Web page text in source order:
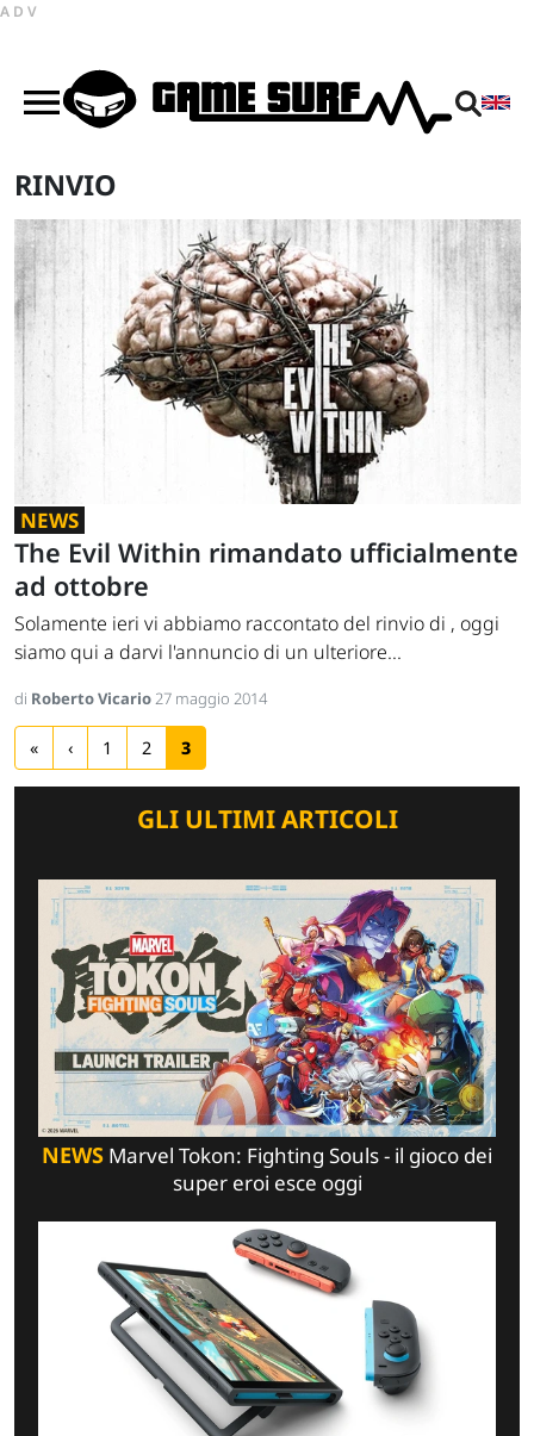
ADV
RINVIO
NEWS
The Evil Within rimandato ufficialmente
ad ottobre
Solamente ieri vi abbiamo raccontato del rinvio di , oggi
siamo qui a darvi l'annuncio di un ulteriore...
di Roberto Vicario27 maggio 2014
« ‹ 1 2 3
GLI ULTIMI ARTICOLI
NEWS Marvel Tokon: Fighting Souls - il gioco dei
super eroi esce oggi